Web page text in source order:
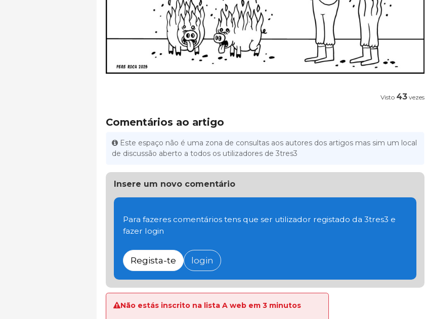
Visto 43 vezes
Comentários ao artigo
Este espaço não é uma zona de consultas aos autores dos artigos mas sim um local
de discussão aberto a todos os utilizadores de 3tres3
Insere um novo comentário
Para fazeres comentários tens que ser utilizador registado da 3tres3 e
fazer login
Regista-te login
Não estás inscrito na lista A web em 3 minutos